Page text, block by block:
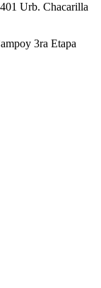
Urb. Chacarilla
3ra Etapa